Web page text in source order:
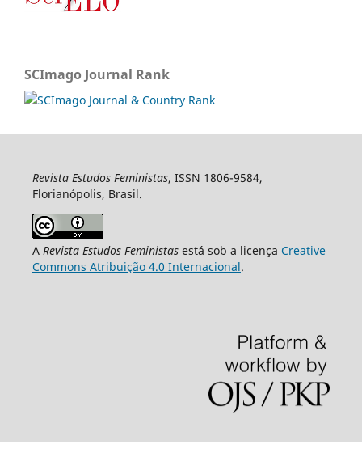
SCImago Journal Rank
Revista Estudos Feministas, ISSN 1806-9584,
Florianópolis, Brasil.
A Revista Estudos Feministasestá sob a licença Creative
Commons Atribuição 4.0 Internacional.